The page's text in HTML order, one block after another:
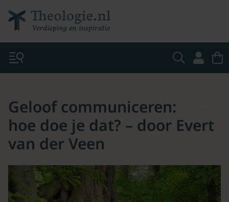
Geloof communiceren:
hoe doe je dat? – door Evert
van der Veen